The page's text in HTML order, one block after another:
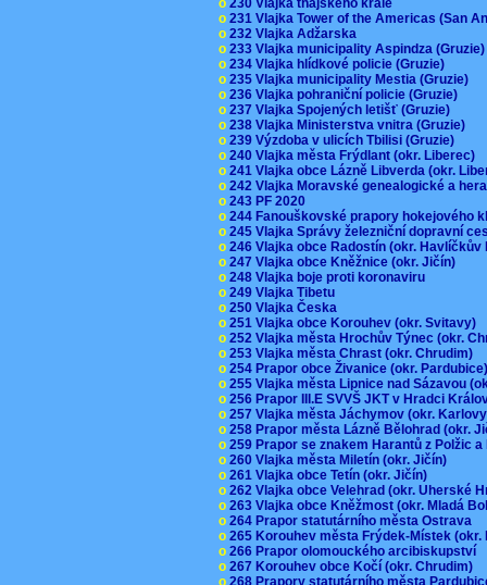
o 231 Vlajka Tower of the Americas (San
o 232 Vlajka Adžarska
o 233 Vlajka municipality Aspindza
o 234 Vlajka hlídkové policie (Gruzie)
o 235 Vlajka municipality Mestia (Gruzie)
o 236 Vlajka pohraniční policie (Gruzie)
o 237 Vlajka Spojených letišť (Gruzie)
o 238 Vlajka Ministerstva vnitra (Gruzie)
o 239 Výzdoba v ulicích Tbilisi (Gruzie)
o 240 Vlajka města Frýdlant (okr. Liberec)
o 241 Vlajka obce Lázně Libverda (okr.
o 242 Vlajka Moravské genealogické a
o 243 PF 2020
o 244 Fanouškovské prapory hokejového
o 245 Vlajka Správy železniční dopravní
o 246 Vlajka obce Radostín (okr.
o 247 Vlajka obce Kněžnice (okr. Jičín)
o 248 Vlajka boje proti koronaviru
o 249 Vlajka Tibetu
o 250 Vlajka Česka
o 251 Vlajka obce Korouhev (okr. Svitavy)
o 252 Vlajka města Hrochův Týnec (okr.
o 253 Vlajka města Chrast (okr. Chrudim)
o 254 Prapor obce Živanice (okr.
o 255 Vlajka města Lipnice nad Sázavou
o 256 Prapor III.E SVVŠ JKT v Hradci
o 257 Vlajka města Jáchymov (okr.
o 258 Prapor města Lázně Bělohrad (okr.
o 259 Prapor se znakem Harantů z Polžic
o 260 Vlajka města Miletín (okr. Jičín)
o 261 Vlajka obce Tetín (okr. Jičín)
o 262 Vlajka obce Velehrad (okr. Uherské
o 263 Vlajka obce Kněžmost (okr. Mladá
o 264 Prapor statutárního města Ostrava
o 265 Korouhev města Frýdek-Místek
o 266 Prapor olomouckého arcibiskupství
o 267 Korouhev obce Kočí (okr. Chrudim)
o 268 Prapory statutárního města